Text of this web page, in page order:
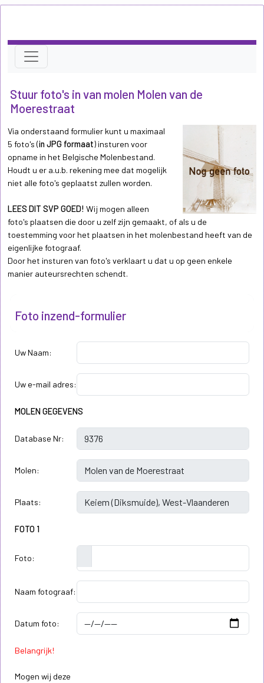
Stuur foto's in van molen Molen van de
Moerestraat
Via onderstaand formulier kunt u maximaal
5 foto's (in JPG formaat) insturen voor
opname in het Belgische Molenbestand.
Houdt u er a.u.b. rekening mee dat mogelijk
niet alle foto's geplaatst zullen worden.
LEES DIT SVP GOED! Wij mogen alleen
foto's plaatsen die door u zelf zijn gemaakt, of als u de
toestemming voor het plaatsen in het molenbestand heeft van de
eigenlijke fotograaf.
Door het insturen van foto's verklaart u dat u op geen enkele
manier auteursrechten schendt.
Foto inzend-formulier
Uw Naam:
Uw e-mail adres:
MOLEN GEGEVENS
Database Nr:
Molen:
Plaats:
FOTO 1
Foto:
Naam fotograaf:
Datum foto:
Belangrijk!
Mogen wij deze